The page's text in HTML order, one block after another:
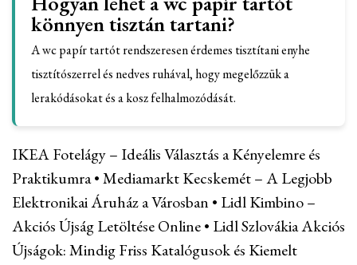
könnyen tisztán tartani?
A wc papír tartót rendszeresen érdemes tisztítani enyhe
tisztítószerrel és nedves ruhával, hogy megelőzzük a
lerakódásokat és a kosz felhalmozódását.
IKEA Fotelágy – Ideális Választás a Kényelemre és
Praktikumra•Mediamarkt Kecskemét – A Legjobb
Elektronikai Áruház a Városban • Lidl Kimbino –
Akciós Újság Letöltése Online• Lidl Szlovákia Akciós
Újságok: Mindig Friss Katalógusok és Kiemelt